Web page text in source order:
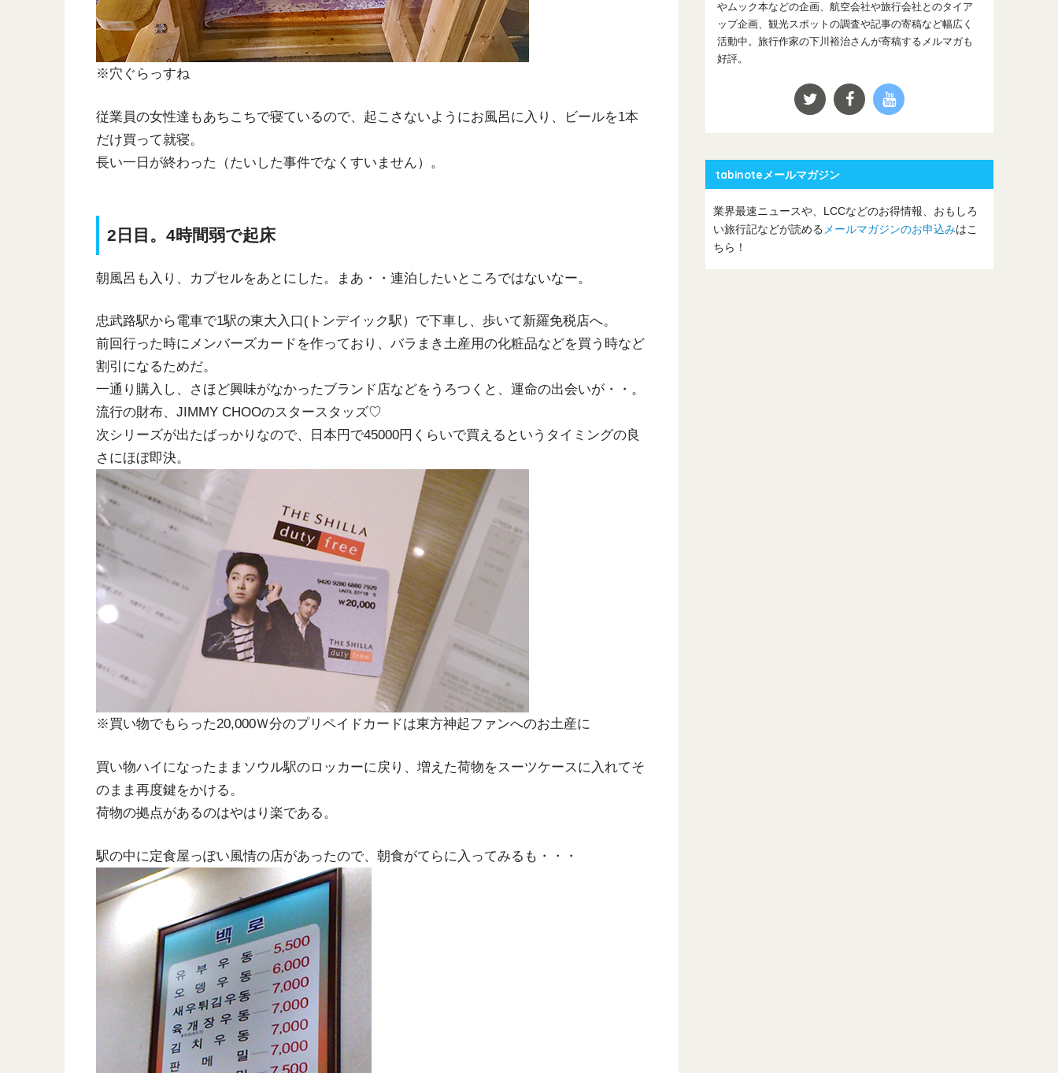
※穴ぐらっすね
従業員の女性達もあちこちで寝ているので、起こさないようにお風呂に入り、ビールを1本
だけ買って就寝。
長い一日が終わった（たいした事件でなくすいません）。
2日目。4時間弱で起床
朝風呂も入り、カプセルをあとにした。まあ・・連泊したいところではないなー。
忠武路駅から電車で1駅の東大入口(トンデイック駅）で下車し、歩いて新羅免税店へ。
前回行った時にメンバーズカードを作っており、バラまき土産用の化粧品などを買う時など
割引になるためだ。
一通り購入し、さほど興味がなかったブランド店などをうろつくと、運命の出会いが・・。
流行の財布、JIMMY CHOOのスタースタッズ♡
次シリーズが出たばっかりなので、日本円で45000円くらいで買えるというタイミングの良
さにほぼ即決。
※買い物でもらった20,000Ｗ分のプリペイドカードは東方神起ファンへのお土産に
買い物ハイになったままソウル駅のロッカーに戻り、増えた荷物をスーツケースに入れてそ
のまま再度鍵をかける。
荷物の拠点があるのはやはり楽である。
駅の中に定食屋っぽい風情の店があったので、朝食がてらに入ってみるも・・・
やムック本などの企画、航空会社や旅行会社とのタイア
ップ企画、観光スポットの調査や記事の寄稿など幅広く
活動中。旅行作家の下川裕治さんが寄稿するメルマガも
好評。
tabinoteメールマガジン
業界最速ニュースや、LCCなどのお得情報、おもしろ
い旅行記などが読める メールマガジンのお申込みはこ
ちら！